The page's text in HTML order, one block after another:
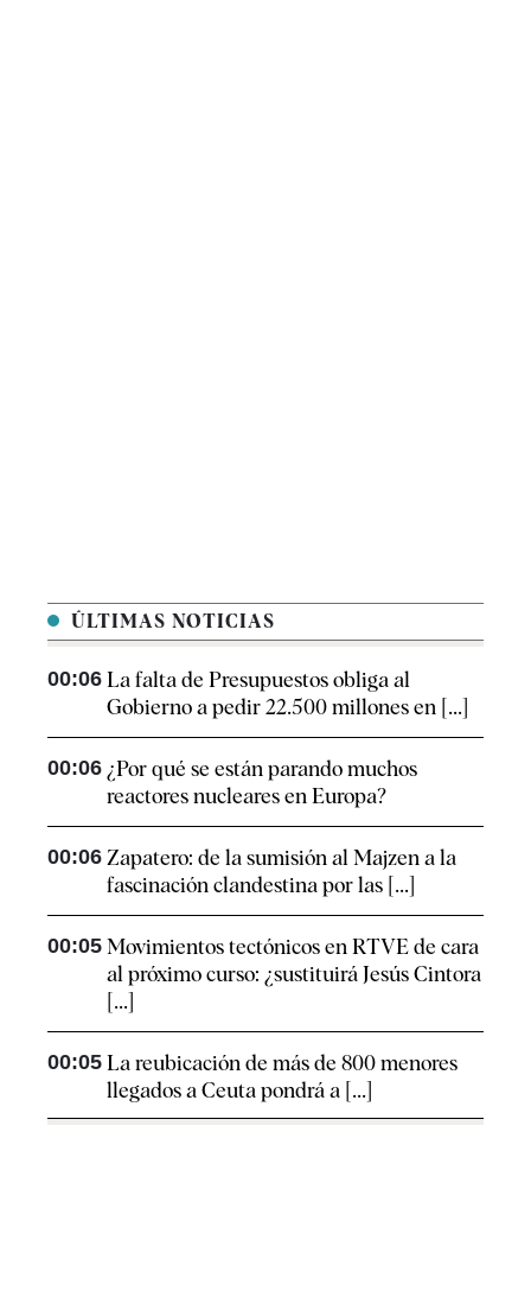
ÚLTIMAS NOTICIAS
00:06 La falta de Presupuestos obliga al
Gobierno a pedir 22.500 millones en [...]
00:06 ¿Por qué se están parando muchos
reactores nucleares en Europa?
00:06 Zapatero: de la sumisión al Majzen a la
fascinación clandestina por las [...]
00:05 Movimientos tectónicos en RTVE de cara
al próximo curso: ¿sustituirá Jesús Cintora
[...]
00:05 La reubicación de más de 800 menores
llegados a Ceuta pondrá a [...]